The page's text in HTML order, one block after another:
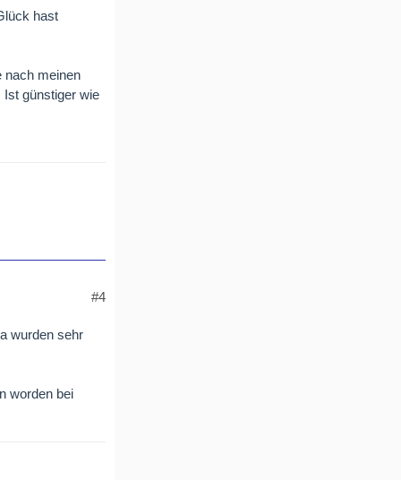
hast
nach meinen
Ist günstiger wie
#4
wurden sehr
worden bei